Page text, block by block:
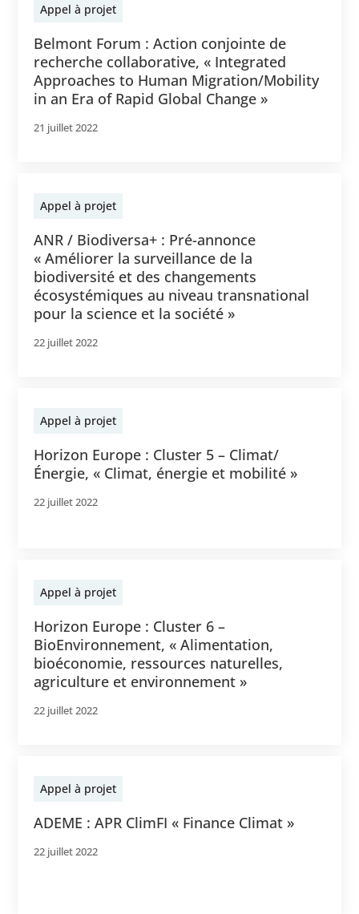
Appel à projet
Belmont Forum : Action conjointe de
recherche collaborative, « Integrated
Approaches to Human Migration/Mobility
in an Era of Rapid Global Change »
21 juillet 2022
Appel à projet
ANR / Biodiversa+ : Pré-annonce
« Améliorer la surveillance de la
biodiversité et des changements
écosystémiques au niveau transnational
pour la science et la société »
22 juillet 2022
Appel à projet
Horizon Europe : Cluster 5 – Climat/
Énergie, « Climat, énergie et mobilité »
22 juillet 2022
Appel à projet
Horizon Europe : Cluster 6 –
BioEnvironnement, « Alimentation,
bioéconomie, ressources naturelles,
agriculture et environnement »
22 juillet 2022
Appel à projet
ADEME : APR ClimFI « Finance Climat »
22 juillet 2022